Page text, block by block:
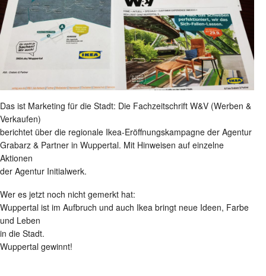
Das ist Marketing für die Stadt: Die Fachzeitschrift W&V (Werben &
Verkaufen)
berichtet über die regionale Ikea-Eröffnungskampagne der Agentur
Grabarz & Partner in Wuppertal. Mit Hinweisen auf einzelne
Aktionen
der Agentur Initialwerk.
Wer es jetzt noch nicht gemerkt hat:
Wuppertal ist im Aufbruch und auch Ikea bringt neue Ideen, Farbe
und Leben
in die Stadt.
Wuppertal gewinnt!